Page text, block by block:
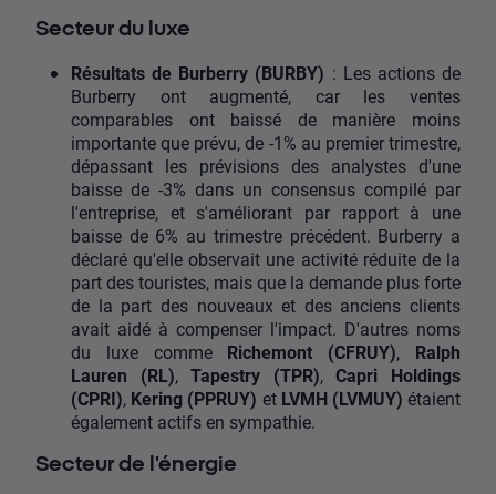
Secteur du luxe
Résultats de Burberry (BURBY) : Les actions de
Burberry ont augmenté, car les ventes
comparables ont baissé de manière moins
importante que prévu, de -1% au premier trimestre,
dépassant les prévisions des analystes d'une
baisse de -3% dans un consensus compilé par
l'entreprise, et s'améliorant par rapport à une
baisse de 6% au trimestre précédent. Burberry a
déclaré qu'elle observait une activité réduite de la
part des touristes, mais que la demande plus forte
de la part des nouveaux et des anciens clients
avait aidé à compenser l'impact. D'autres noms
du luxe comme Richemont (CFRUY), Ralph
Lauren (RL),Tapestry (TPR),Capri Holdings
(CPRI), Kering (PPRUY) et LVMH (LVMUY) étaient
également actifs en sympathie.
Secteur de l'énergie